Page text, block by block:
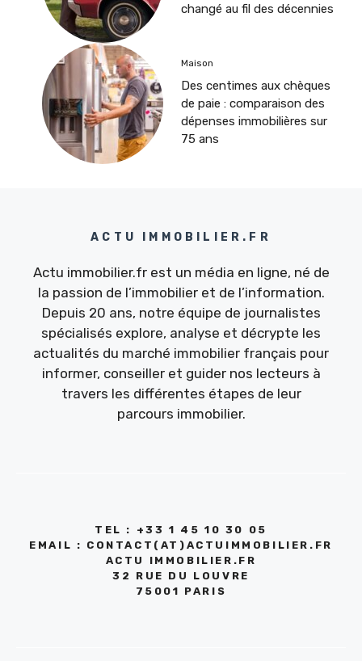
changé au fil des décennies
Maison
Des centimes aux chèques
de paie : comparaison des
dépenses immobilières sur
75 ans
ACTU IMMOBILIER.FR
Actu immobilier.fr est un média en ligne, né de
la passion de l’immobilier et de l’information.
Depuis 20 ans, notre équipe de journalistes
spécialisés explore, analyse et décrypte les
actualités du marché immobilier français pour
informer, conseiller et guider nos lecteurs à
travers les différentes étapes de leur
parcours immobilier.
TEL : +33 1 45 10 30 05
EMAIL : CONTACT(AT)ACTUIMMOBILIER.FR
ACTU IMMOBILIER.FR
32 RUE DU LOUVRE
75001 PARIS